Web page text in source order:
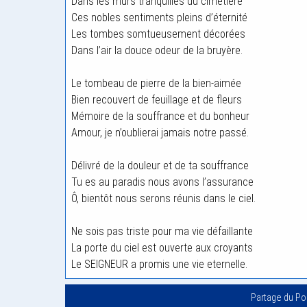
Ces nobles sentiments pleins d’éternité
Les tombes somtueusement décorées
Dans l’air la douce odeur de la bruyère.
Le tombeau de pierre de la bien-aimée
Bien recouvert de feuillage et de fleurs
Mémoire de la souffrance et du bonheur
Amour, je n’oublierai jamais notre passé.
Délivré de la douleur et de ta souffrance
Tu es au paradis nous avons l’assurance
Ô, bientôt nous serons réunis dans le ciel.
Ne sois pas triste pour ma vie défaillante
La porte du ciel est ouverte aux croyants
Le SEIGNEUR a promis une vie eternelle.
Partage du